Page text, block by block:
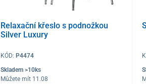
Relaxační křeslo s podnožkou
Silver Luxury
KÓD: P4474
Skladem >10ks
Můžete mít 11.08